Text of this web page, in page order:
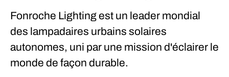
Fonroche Lighting est un leader mondial
des lampadaires urbains solaires
autonomes, uni par une mission d'éclairer le
monde de façon durable.